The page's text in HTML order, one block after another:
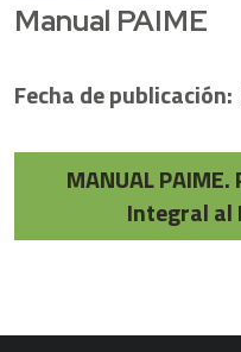
Manual PAIME
Fecha de publicación:
MANUAL
Integral al